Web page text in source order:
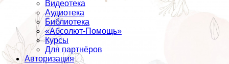
Видеотека
Аудиотека
Библиотека
«Абсолют-Помощь»
Курсы
Для партнёров
Авторизация